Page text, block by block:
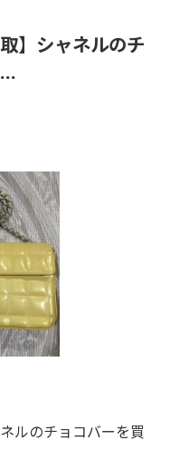
】シャネルのチ
ルのチョコバーを買